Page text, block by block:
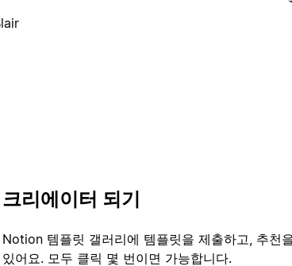
크리에이터 되기
Notion 템플릿 갤러리에 템플릿을 제출하고, 추천
있어요. 모두 클릭 몇 번이면 가능합니다.